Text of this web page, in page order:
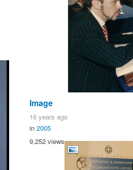
Image
16 years ago
in 2005
9,252 views